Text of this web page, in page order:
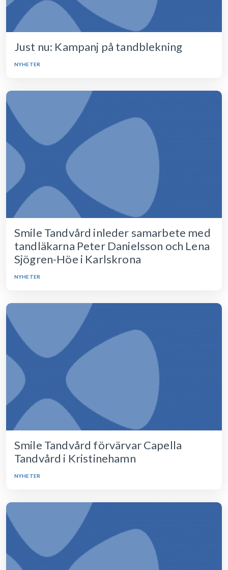
Just nu: Kampanj på tandblekning
NYHETER
Smile Tandvård inleder samarbete med
tandläkarna Peter Danielsson och Lena
Sjögren-Höe i Karlskrona
NYHETER
Smile Tandvård förvärvar Capella
Tandvård i Kristinehamn
NYHETER